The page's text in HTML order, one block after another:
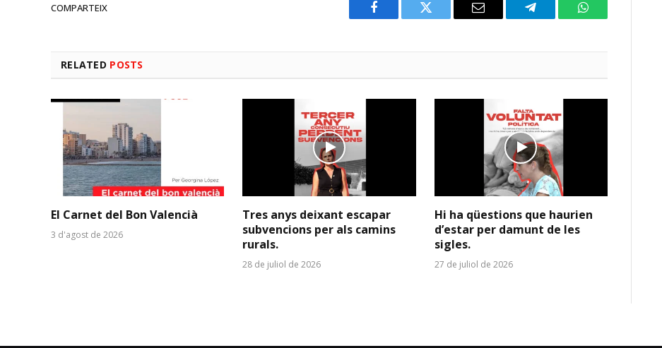
COMPARTEIX
Facebook Twitter Email Telegram WhatsApp
RELATED POSTS
El Carnet del Bon Valencià
3 d'agost de 2026
Tres anys deixant escapar
subvencions per als camins
rurals.
28 de juliol de 2026
Hi ha qüestions que haurien
d’estar per damunt de les
sigles.
27 de juliol de 2026